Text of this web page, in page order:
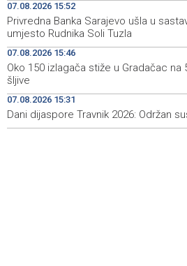
19:00 Najave događaja za 8. 8. 2026.
18:58
Fire breaks out across more
firefighters and Air Tractors on the
18:55
Zelenski doputovao u
Vučićem
07.08.2026 15:52
Privredna Banka Sarajevo ušla u
umjesto Rudnika Soli Tuzla
07.08.2026 15:46
Oko 150 izlagača stiže u Gradačac na
šljive
07.08.2026 15:31
Dani dijaspore Travnik 2026: Održan